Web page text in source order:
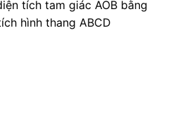
tích tam giác AOB bằng
hình thang ABCD